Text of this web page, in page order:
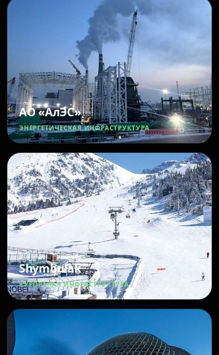
АО «АлЭС»
ЭНЕРГЕТИЧЕСКАЯ ИНФРАСТРУКТУРА
Shymbulak
КУРОРТНАЯ ИНФРАСТРУКТУРА